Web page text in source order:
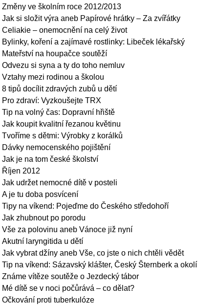
Změny ve školním roce 2012/2013
Jak si složit výra aneb Papírové hrátky – Za zvířátky
Celiakie – onemocnění na celý život
Bylinky, koření a zajímavé rostlinky: Libeček lékařský
Mateřství na houpačce soutěží
Odvezu si syna a ty do toho nemluv
Vztahy mezi rodinou a školou
8 tipů docílit zdravých zubů u dětí
Pro zdraví: Vyzkoušejte TRX
Tip na volný čas: Dopravní hřiště
Jak koupit kvalitní řezanou květinu
Tvoříme s dětmi: Výrobky z korálků
Dávky nemocenského pojištění
Jak je na tom české školství
Říjen 2012
Jak udržet nemocné dítě v posteli
A je tu doba posvícení
Tipy na víkend: Pojeďme do Českého středohoří
Jak zhubnout po porodu
Vše za polovinu aneb Vánoce již nyní
Akutní laryngitida u dětí
Jak vybrat džíny aneb Vše, co jste o nich chtěli vědět
Tip na víkend: Sázavský klášter, Český Šternberk a okolí
Známe vítěze soutěže o Jezdecký tábor
Mé dítě se v noci počůrává – co dělat?
Očkování proti tuberkulóze